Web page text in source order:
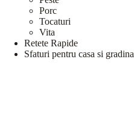
Porc
Tocaturi
Vita
Retete Rapide
Sfaturi pentru casa si gradina